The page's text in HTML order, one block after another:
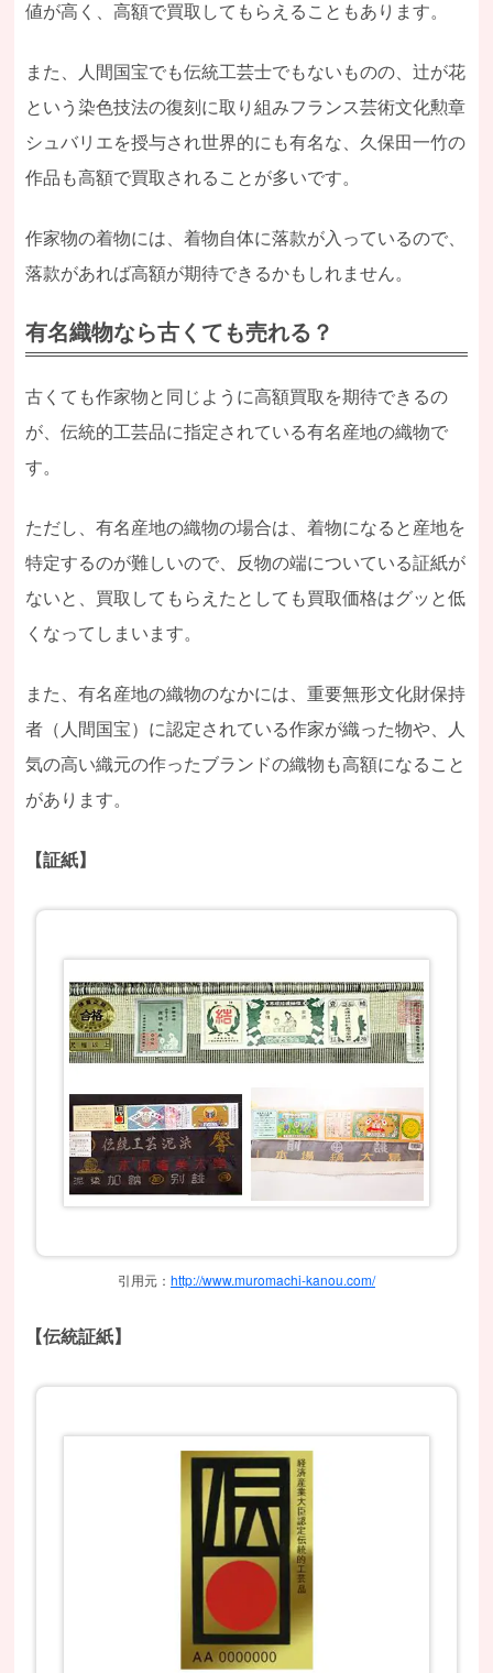
値が高く、高額で買取してもらえることもあります。
また、人間国宝でも伝統工芸士でもないものの、辻が花
という染色技法の復刻に取り組みフランス芸術文化勲章
シュバリエを授与され世界的にも有名な、久保田一竹の
作品も高額で買取されることが多いです。
作家物の着物には、着物自体に落款が入っているので、
落款があれば高額が期待できるかもしれません。
有名織物なら古くても売れる？
古くても作家物と同じように高額買取を期待できるの
が、伝統的工芸品に指定されている有名産地の織物で
す。
ただし、有名産地の織物の場合は、着物になると産地を
特定するのが難しいので、反物の端についている証紙が
ないと、買取してもらえたとしても買取価格はグッと低
くなってしまいます。
また、有名産地の織物のなかには、重要無形文化財保持
者（人間国宝）に認定されている作家が織った物や、人
気の高い織元の作ったブランドの織物も高額になること
があります。
【証紙】
引用元： http://www.muromachi-kanou.com/
【伝統証紙】